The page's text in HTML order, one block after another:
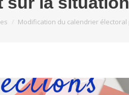
Modification du calendrier